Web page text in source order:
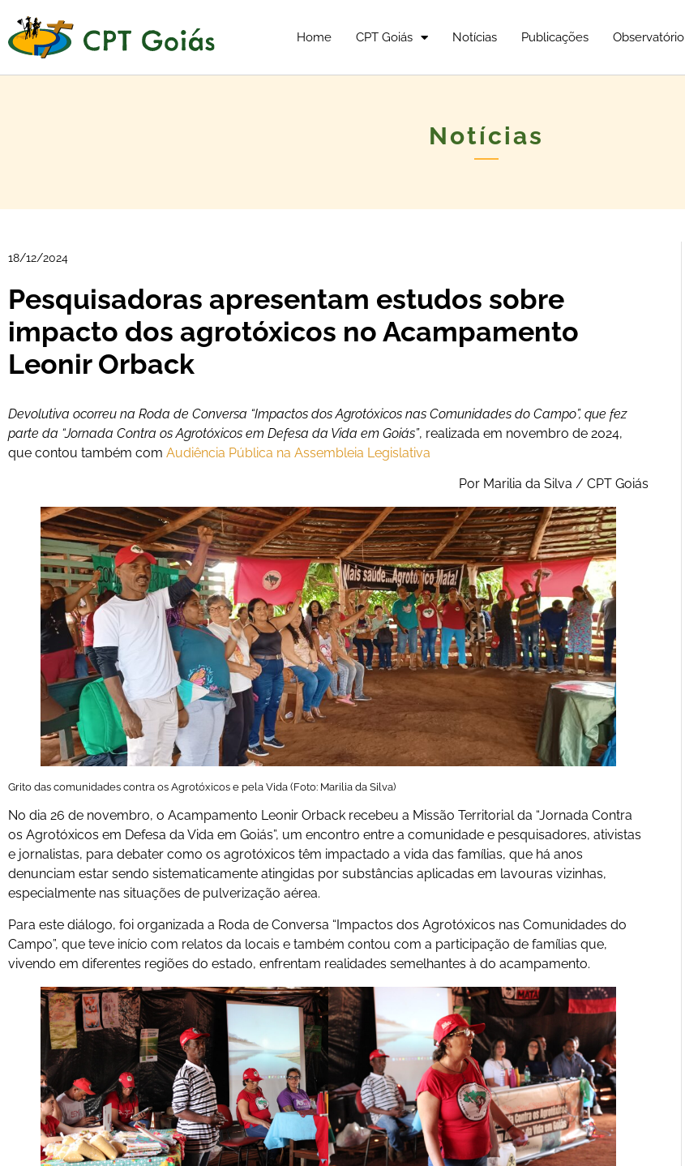
Home CPT Goiás Notícias Publicações Observatório
Notícias
18/12/2024
Pesquisadoras apresentam estudos sobre
impacto dos agrotóxicos no Acampamento
Leonir Orback
Devolutiva ocorreu na Roda de Conversa “Impactos dos Agrotóxicos nas Comunidades do Campo”, que fez
parte da “Jornada Contra os Agrotóxicos em Defesa da Vida em Goiás”, realizada em novembro de 2024,
que contou também com Audiência Pública na Assembleia Legislativa
Por Marilia da Silva / CPT Goiás
Grito das comunidades contra os Agrotóxicos e pela Vida (Foto: Marilia da Silva)
No dia 26 de novembro, o Acampamento Leonir Orback recebeu a Missão Territorial da “Jornada Contra
os Agrotóxicos em Defesa da Vida em Goiás”, um encontro entre a comunidade e pesquisadores, ativistas
e jornalistas, para debater como os agrotóxicos têm impactado a vida das famílias, que há anos
denunciam estar sendo sistematicamente atingidas por substâncias aplicadas em lavouras vizinhas,
especialmente nas situações de pulverização aérea.
Para este diálogo, foi organizada a Roda de Conversa “Impactos dos Agrotóxicos nas Comunidades do
Campo”, que teve início com relatos da locais e também contou com a participação de famílias que,
vivendo em diferentes regiões do estado, enfrentam realidades semelhantes à do acampamento.